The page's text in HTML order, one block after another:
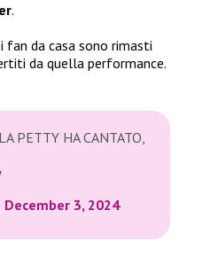
.
fan da casa sono rimasti
da quella performance.
PETTY HA CANTATO,
December 3, 2024